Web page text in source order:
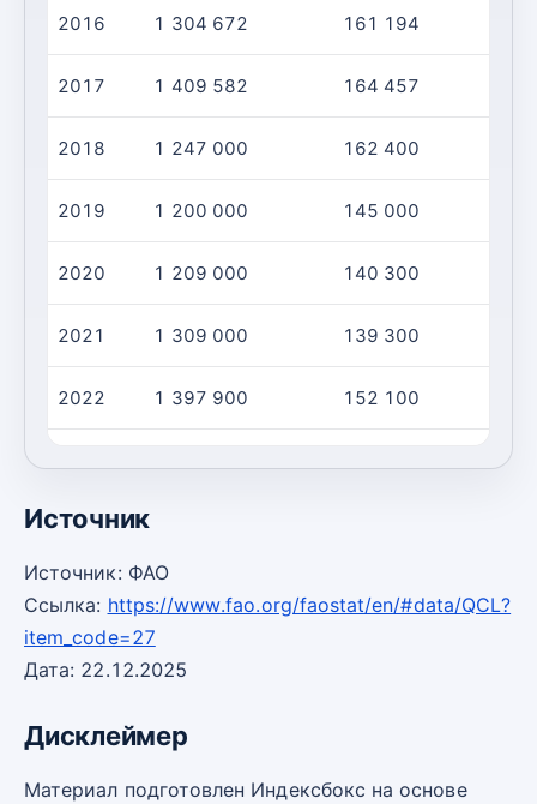
2016 1 304 672 161 194
2017 1 409 582 164 457
2018 1 247 000 162 400
2019 1 200 000 145 000
2020 1 209 000 140 300
2021 1 309 000 139 300
2022 1 397 900 152 100
Источник
Источник: ФАО
Ссылка: https://www.fao.org/faostat/en/#data/QCL?
item_code=27
Дата: 22.12.2025
Дисклеймер
Материал подготовлен Индексбокс на основе